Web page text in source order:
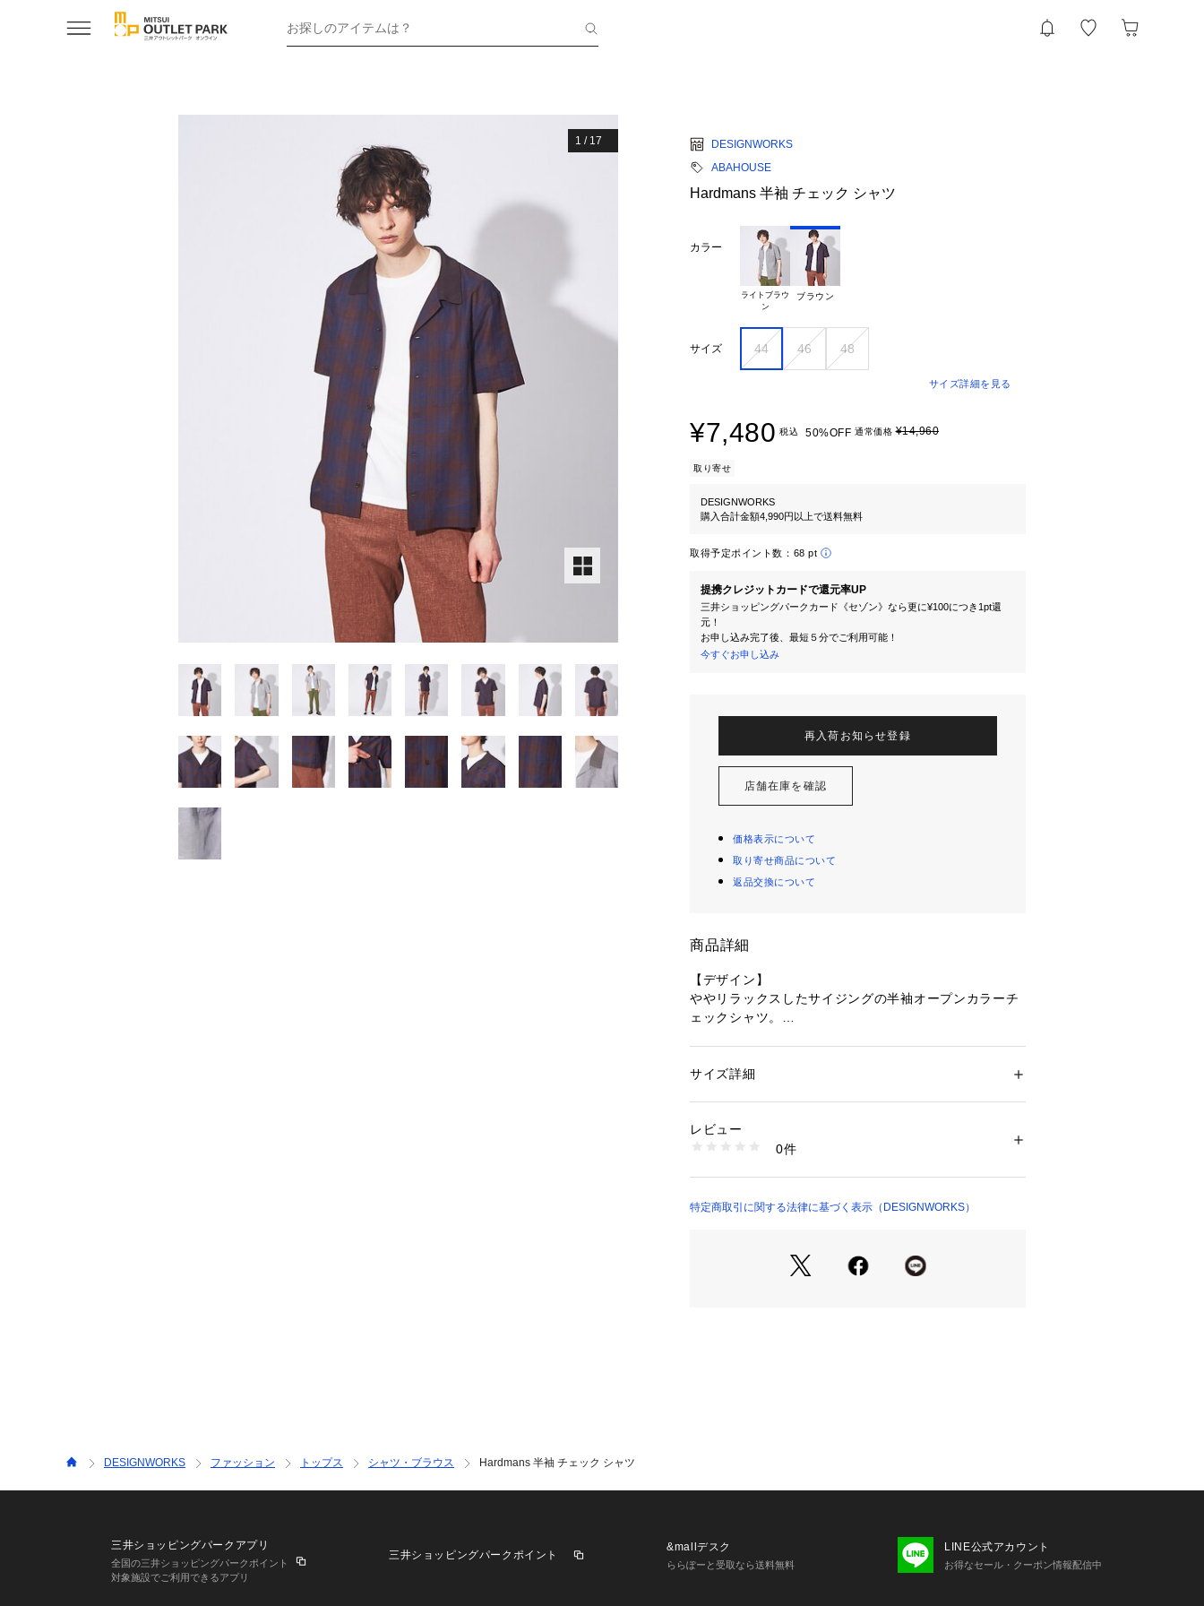
お探しのアイテムは？
1 / 17
DESIGNWORKS
ABAHOUSE
Hardmans 半袖 チェック シャツ
カラー
ライトブラウ
ブラウン
サイズ 44 46 48
サイズ詳細を見る
¥7,480 税込 50%OFF 通常価格¥14,960
取り寄せ
DESIGNWORKS
購入合計金額4,990円以上で送料無料
取得予定ポイント数： 68 pt
提携クレジットカードで還元率UP
三井ショッピングパークカード《セゾン》なら更に¥100につき1pt還
元！
お申し込み完了後、最短５分でご利用可能！
今すぐお申し込み
再入荷お知らせ登録
店舗在庫を確認
価格表示について
取り寄せ商品について
返品交換について
商品詳細
【デザイン】
ややリラックスしたサイジングの半袖オープンカラーチ
ェックシャツ。
前を全開にしてバサっと羽織っていただいてもシルエッ
スタイリングが一辺倒になる夏だからこそTシャツ以外
のトップスや、柄物などを揃えてみては。
世界中から高級リネンの代名詞として高い評価を得てい
紡績技術によって作られた上質な生地となります。
吸湿、速乾、通気性に優れた、まさに日本の夏に適して
性別：メンズ
生産国：中国
洗濯：手洗い可
い
00420011002 （ショップ）
サイズ詳細
レビュー
0件
特定商取引に関する法律に基づく表示（DESIGNWORKS）
DESIGNWORKS ファッション トップス シャツ・ブラウス Hardmans 半袖 チェック シャツ
三井ショッピングパークアプリ
全国の三井ショッピングパークポイント
対象施設でご利用できるアプリ
三井ショッピングパークポイント
&mallデスク
ららぽーと受取なら送料無料
LINE公式アカウント
お得なセール・クーポン情報配信中